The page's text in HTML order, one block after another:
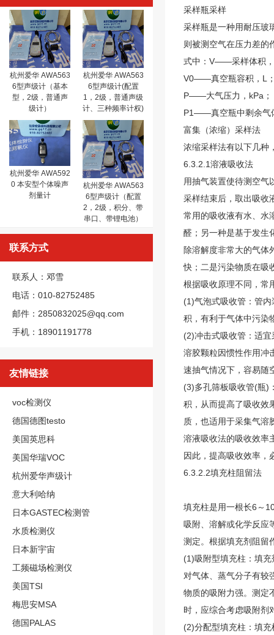
杭州爱华 AWA563
6型声级计（基本
型，2级，普通声
级计）
杭州爱华 AWA563
6型声级计(配置
1，2级，普通声级
计、三种频率计权)
杭州爱华 AWA592
0 本安型个体噪声
剂量计
杭州爱华 AWA563
6型声级计（配置
2，2级，积分、带
串口、带锂电池）
联系方式
联系人：邓雪
电话：010-82752485
邮件：2850832025@qq.com
手机：18901191778
友情链接
voc检测仪
德国德图testo
美国英思科
美国华瑞VOC
杭州爱华声级计
意大利哈纳
日本GASTEC检测管
水质检测仪
日本新宇宙
工频磁场检测仪
美国TSI
梅思安MSA
德国PALAS
采样瓶采样
采样瓶是一种用耐压玻
则被测空气在压力差的
式中：V——采样体积
V0——真空瓶容积，L
P——大气压力，kPa；
P1——真空瓶中剩余气
富集（浓缩）采样法
浓缩采样法有以下几种
6.3.2.1溶液吸收法
用抽气装置使待测空气
采样结束后，取出吸收
常用的吸收液有水、水
醛；另一种是基于发生
除溶解度非常大的气体
快；二是污染物质在吸
根据吸收原理不同，常
(1)气泡式吸收管：管
积，有利于气体中污染
(2)冲击式吸收管：适
溶胶颗粒因惯性作用冲
速抽气情况下，容易随
(3)多孔筛板吸收管(瓶)
积，从而提高了吸收效
质，也适用于采集气溶
溶液吸收法的吸收效率
因此，提高吸收效率，
6.3.2.2填充柱阻留法
填充柱是用一根长6～
吸附、溶解或化学反应
测定。根据填充剂阻留
(1)吸附型填充柱：填
对气体、蒸气分子有较
物质的吸附力强。测定
时，应综合考虑吸附剂
(2)分配型填充柱：填